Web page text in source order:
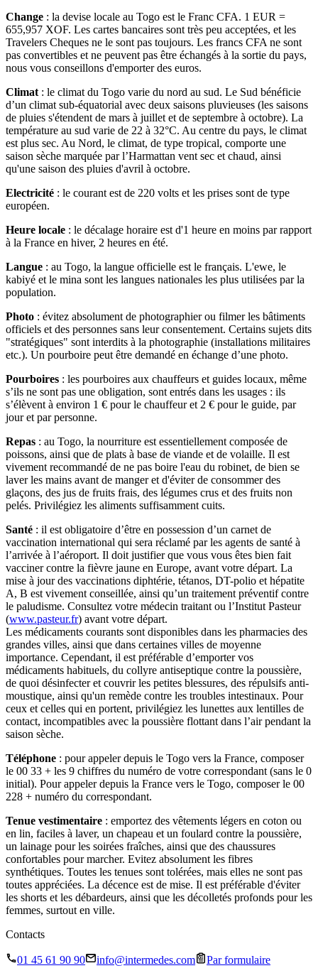
Change : la devise locale au Togo est le Franc CFA. 1 EUR =
655,957 XOF. Les cartes bancaires sont très peu acceptées, et les
Travelers Cheques ne le sont pas toujours. Les francs CFA ne sont
pas convertibles et ne peuvent pas être échangés à la sortie du pays,
nous vous conseillons d'emporter des euros.
Climat : le climat du Togo varie du nord au sud. Le Sud bénéficie
d’un climat sub-équatorial avec deux saisons pluvieuses (les saisons
de pluies s'étendent de mars à juillet et de septembre à octobre). La
température au sud varie de 22 à 32°C. Au centre du pays, le climat
est plus sec. Au Nord, le climat, de type tropical, comporte une
saison sèche marquée par l’Harmattan vent sec et chaud, ainsi
qu'une saison des pluies d'avril à octobre.
Electricité : le courant est de 220 volts et les prises sont de type
européen.
Heure locale : le décalage horaire est d'1 heure en moins par rapport
à la France en hiver, 2 heures en été.
Langue : au Togo, la langue officielle est le français. L'ewe, le
kabiyé et le mina sont les langues nationales les plus utilisées par la
population.
Photo : évitez absolument de photographier ou filmer les bâtiments
officiels et des personnes sans leur consentement. Certains sujets dits
"stratégiques" sont interdits à la photographie (installations militaires
etc.). Un pourboire peut être demandé en échange d’une photo.
Pourboires : les pourboires aux chauffeurs et guides locaux, même
s’ils ne sont pas une obligation, sont entrés dans les usages : ils
s’élèvent à environ 1 € pour le chauffeur et 2 € pour le guide, par
jour et par personne.
Repas : au Togo, la nourriture est essentiellement composée de
poissons, ainsi que de plats à base de viande et de volaille. Il est
vivement recommandé de ne pas boire l'eau du robinet, de bien se
laver les mains avant de manger et d'éviter de consommer des
glaçons, des jus de fruits frais, des légumes crus et des fruits non
pelés. Privilégiez les aliments suffisamment cuits.
Santé : il est obligatoire d’être en possession d’un carnet de
vaccination international qui sera réclamé par les agents de santé à
l’arrivée à l’aéroport. Il doit justifier que vous vous êtes bien fait
vacciner contre la fièvre jaune en Europe, avant votre départ. La
mise à jour des vaccinations diphtérie, tétanos, DT-polio et hépatite
A, B est vivement conseillée, ainsi qu’un traitement préventif contre
le paludisme. Consultez votre médecin traitant ou l’Institut Pasteur
(www.pasteur.fr) avant votre départ.
Les médicaments courants sont disponibles dans les pharmacies des
grandes villes, ainsi que dans certaines villes de moyenne
importance. Cependant, il est préférable d’emporter vos
médicaments habituels, du collyre antiseptique contre la poussière,
de quoi désinfecter et couvrir les petites blessures, des répulsifs anti-
moustique, ainsi qu'un remède contre les troubles intestinaux. Pour
ceux et celles qui en portent, privilégiez les lunettes aux lentilles de
contact, incompatibles avec la poussière flottant dans l’air pendant la
saison sèche.
Téléphone : pour appeler depuis le Togo vers la France, composer
le 00 33 + les 9 chiffres du numéro de votre correspondant (sans le 0
initial). Pour appeler depuis la France vers le Togo, composer le 00
228 + numéro du correspondant.
Tenue vestimentaire : emportez des vêtements légers en coton ou
en lin, faciles à laver, un chapeau et un foulard contre la poussière,
un lainage pour les soirées fraîches, ainsi que des chaussures
confortables pour marcher. Evitez absolument les fibres
synthétiques. Toutes les tenues sont tolérées, mais elles ne sont pas
toutes appréciées. La décence est de mise. Il est préférable d'éviter
les shorts et les débardeurs, ainsi que les décolletés profonds pour les
femmes, surtout en ville.
Contacts
01 45 61 90 90 info@intermedes.com Par formulaire